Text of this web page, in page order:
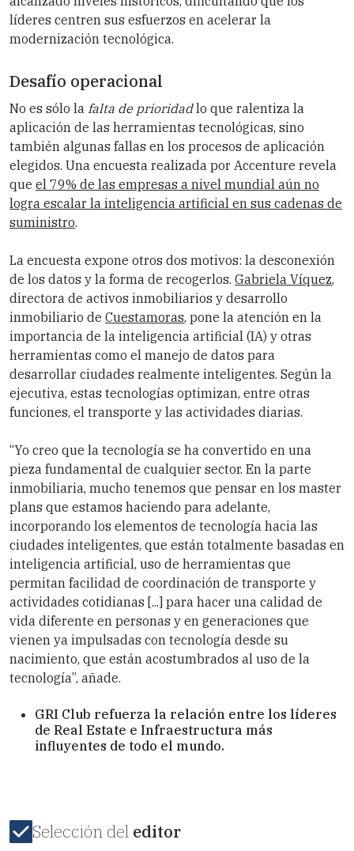
líderes centren sus esfuerzos en acelerar la
modernización tecnológica.
Desafío operacional
No es sólo la falta de prioridadlo que ralentiza la
aplicación de las herramientas tecnológicas, sino
también algunas fallas en los procesos de aplicación
elegidos. Una encuesta realizada por Accenture revela
que el 79% de las empresas a nivel mundial aún no
logra escalar la inteligencia artificial en sus cadenas de
suministro.
La encuesta expone otros dos motivos: la desconexión
de los datos y la forma de recogerlos. Gabriela Víquez,
directora de activos inmobiliarios y desarrollo
inmobiliario de Cuestamoras, pone la atención en la
importancia de la inteligencia artificial (IA) y otras
herramientas como el manejo de datos para
desarrollar ciudades realmente inteligentes. Según la
ejecutiva, estas tecnologías optimizan, entre otras
funciones, el transporte y las actividades diarias.
“Yo creo que la tecnología se ha convertido en una
pieza fundamental de cualquier sector. En la parte
inmobiliaria, mucho tenemos que pensar en los master
plans que estamos haciendo para adelante,
incorporando los elementos de tecnología hacia las
ciudades inteligentes, que están totalmente basadas en
inteligencia artificial, uso de herramientas que
permitan facilidad de coordinación de transporte y
actividades cotidianas [...] para hacer una calidad de
vida diferente en personas y en generaciones que
vienen ya impulsadas con tecnología desde su
nacimiento, que están acostumbrados al uso de la
tecnología”, añade.
GRI Club refuerza la relación entre los líderes
de Real Estate e Infraestructura más
influyentes de todo el mundo.
Selección del editor